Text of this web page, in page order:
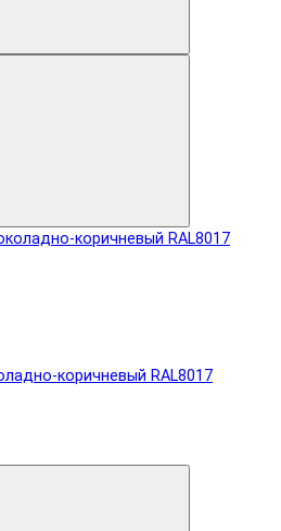
коричневый RAL8017